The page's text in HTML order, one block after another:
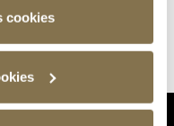
cookies